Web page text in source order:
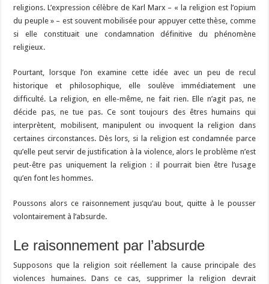
religions. L’expression célèbre de Karl Marx – « la religion est l’opium
du peuple » – est souvent mobilisée pour appuyer cette thèse, comme
si elle constituait une condamnation définitive du phénomène
religieux.
Pourtant, lorsque l’on examine cette idée avec un peu de recul
historique et philosophique, elle soulève immédiatement une
difficulté. La religion, en elle-même, ne fait rien. Elle n’agit pas, ne
décide pas, ne tue pas. Ce sont toujours des êtres humains qui
interprètent, mobilisent, manipulent ou invoquent la religion dans
certaines circonstances. Dès lors, si la religion est condamnée parce
qu’elle peut servir de justification à la violence, alors le problème n’est
peut-être pas uniquement la religion : il pourrait bien être l’usage
qu’en font les hommes.
Poussons alors ce raisonnement jusqu’au bout, quitte à le pousser
volontairement à l’absurde.
Le raisonnement par l’absurde
Supposons que la religion soit réellement la cause principale des
violences humaines. Dans ce cas, supprimer la religion devrait